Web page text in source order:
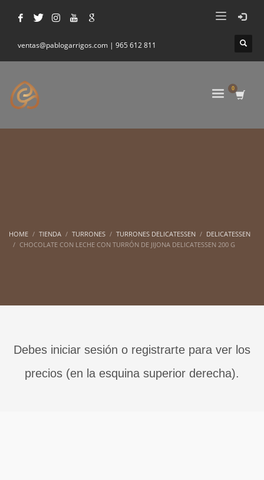
ventas@pablogarrigos.com | 965 612 811
HOME TIENDA TURRONES TURRONES DELICATESSEN
DELICATESSEN
CHOCOLATE CON LECHE CON TURRÓN DE JIJONA DELICATESSEN 200 G
Debes iniciar sesión o registrarte para ver los
precios (en la esquina superior derecha).